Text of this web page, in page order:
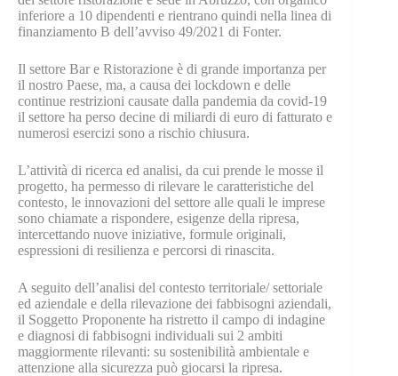
inferiore a 10 dipendenti e rientrano quindi nella linea di
finanziamento B dell’avviso 49/2021 di Fonter.
Il settore Bar e Ristorazione è di grande importanza per
il nostro Paese, ma, a causa dei lockdown e delle
continue restrizioni causate dalla pandemia da covid-19
il settore ha perso decine di miliardi di euro di fatturato e
numerosi esercizi sono a rischio chiusura.
L’attività di ricerca ed analisi, da cui prende le mosse il
progetto, ha permesso di rilevare le caratteristiche del
contesto, le innovazioni del settore alle quali le imprese
sono chiamate a rispondere, esigenze della ripresa,
intercettando nuove iniziative, formule originali,
espressioni di resilienza e percorsi di rinascita.
A seguito dell’analisi del contesto territoriale/ settoriale
ed aziendale e della rilevazione dei fabbisogni aziendali,
il Soggetto Proponente ha ristretto il campo di indagine
e diagnosi di fabbisogni individuali sui 2 ambiti
maggiormente rilevanti: su sostenibilità ambientale e
attenzione alla sicurezza può giocarsi la ripresa.